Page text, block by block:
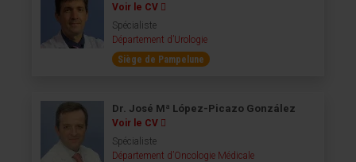
Voir le CV
Spécialiste
Département d’Urologie
Siège de Pampelune
Dr. José Mª López-Picazo González
Voir le CV
Spécialiste
Département d’Oncologie Médicale